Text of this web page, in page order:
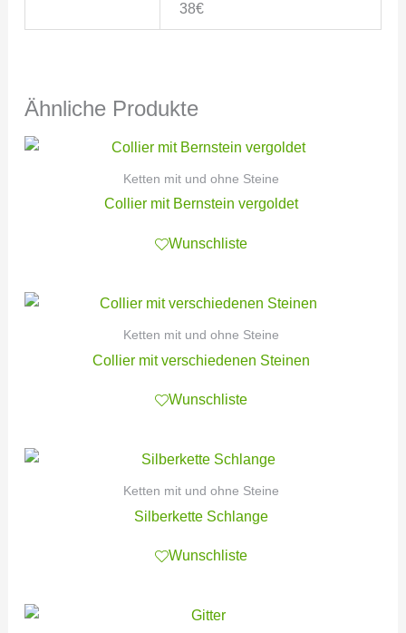
38€
Ähnliche Produkte
Ketten mit und ohne Steine
Collier mit Bernstein vergoldet
Wunschliste
Ketten mit und ohne Steine
Collier mit verschiedenen Steinen
Wunschliste
Ketten mit und ohne Steine
Silberkette Schlange
Wunschliste